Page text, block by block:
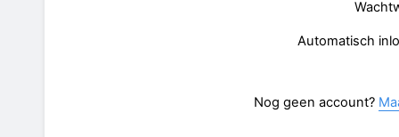
Automatisch
Nog geen account?